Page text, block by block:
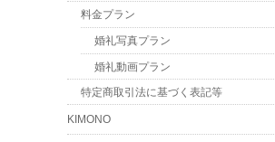
料金プラン
婚礼写真プラン
婚礼動画プラン
特定商取引法に基づく表記等
KIMONO